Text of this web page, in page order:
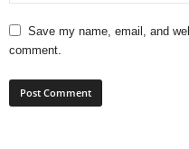
Save my name, email, and
comment.